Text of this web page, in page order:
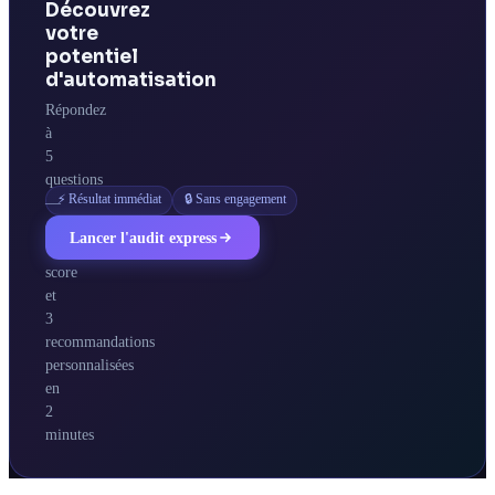
Découvrez
votre
potentiel
d'automatisation
Répondez
à
5
questions
—
obtenez
votre
score
et
3
recommandations
personnalisées
en
2
minutes
⚡ Résultat immédiat 🔒 Sans engagement
Lancer l'audit express